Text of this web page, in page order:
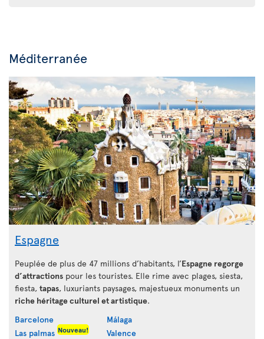
Méditerranée
Espagne
Peuplée de plus de 47 millions d’habitants, l’Espagne regorge
d’attractions pour les touristes. Elle rime avec plages, siesta,
fiesta, tapas, luxuriants paysages, majestueux monuments un
riche héritage culturel et artistique.
Barcelone
Las palmas Nouveau!
Málaga
Valence